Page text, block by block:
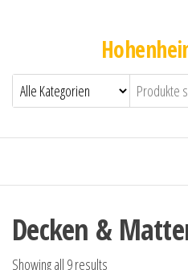
Decken &
Showing all 9 results